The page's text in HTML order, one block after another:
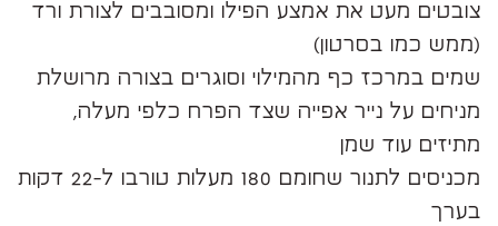
צובטים מעט את אמצע הפילו ומסובבים לצורת ורד
(ממש כמו בסרטון)
שמים במרכז כף מהמילוי וסוגרים בצורה מרושלת
מניחים על נייר אפייה שצד הפרח כלפי מעלה,
מתיזים עוד שמן
מכניסים לתנור שחומם 180 מעלות טורבו ל-22 דקות
בערך